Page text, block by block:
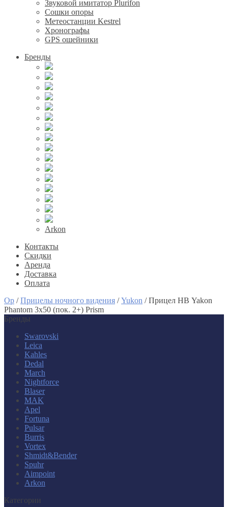
Звуковой имитатор Plurifon
Сошки опоры
Метеостанции Kestrel
Хронографы
GPS ошейники
Бренды
Arkon
Контакты
Скидки
Аренда
Доставка
Оплата
Op /Прицелы ночного видения /Yukon /Прицел НВ Yakon
Phantom 3x50 (пок. 2+) Prism
Бренды
Swarovski
Leica
Kahles
Dedal
March
Nightforce
Blaser
MAK
Apel
Fortuna
Pulsar
Burris
Vortex
Shmidt&Bender
Spuhr
Aimpoint
Arkon
Категории